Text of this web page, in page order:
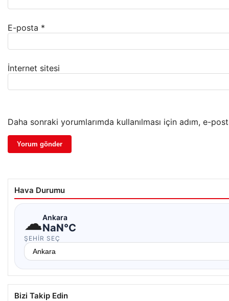
E-posta *
İnternet sitesi
Daha sonraki yorumlarımda kullanılması için adım, e-
Hava Durumu
☁Ankara
NaN°C
ŞEHIR SEÇ
Bizi Takip Edin